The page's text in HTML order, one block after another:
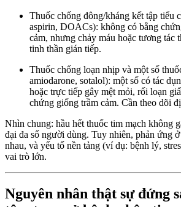
Thuốc chống đông/kháng kết tập tiểu
aspirin, DOACs): không có bằng
cảm, nhưng chảy máu hoặc tương tác
tinh thần gián tiếp.
Thuốc chống loạn nhịp và một số
amiodarone, sotalol): một số có tác
hoặc trực tiếp gây mệt mỏi, rối loạn
chứng giống trầm cảm. Cần theo dõi
Nhìn chung: hầu hết thuốc tim mạch không
đại đa số người dùng. Tuy nhiên, phản ứng
nhau, và yếu tố nền tảng (ví dụ: bệnh lý,
vai trò lớn.
Nguyên nhân thật sự đứng